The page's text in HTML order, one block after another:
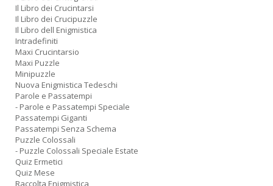
Il Libro dei Crucintarsi
Il Libro dei Crucipuzzle
Il Libro dell Enigmistica
Intradefiniti
Maxi Crucintarsio
Maxi Puzzle
Minipuzzle
Nuova Enigmistica Tedeschi
Parole e Passatempi
- Parole e Passatempi Speciale
Passatempi Giganti
Passatempi Senza Schema
Puzzle Colossali
- Puzzle Colossali Speciale Estate
Quiz Ermetici
Quiz Mese
Raccolta Enigmistica